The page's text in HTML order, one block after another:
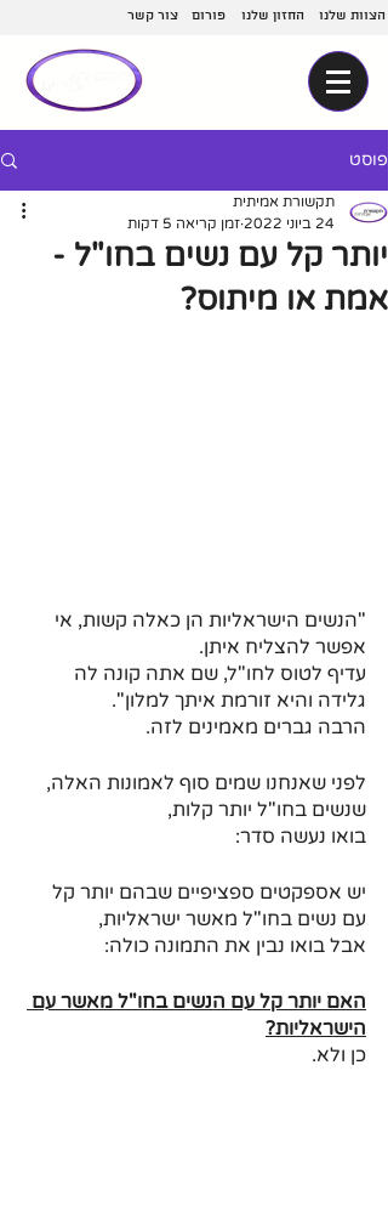
צור קשר פורום החזון שלנו הצוות שלנו
פוסט
יותר קל עם נשים בחו"ל -
אמת או מיתוס?
תקשורת אמיתית
24 ביוני 2022
זמן קריאה 5 דקות
"הנשים הישראליות הן כאלה קשות, אי
אפשר להצליח איתן.
עדיף לטוס לחו"ל, שם אתה קונה לה
גלידה והיא זורמת איתך למלון".
הרבה גברים מאמינים לזה.
לפני שאנחנו שמים סוף לאמונות האלה,
שנשים בחו"ל יותר קלות,
בואו נעשה סדר:
יש אספקטים ספציפיים שבהם יותר קל
עם נשים בחו"ל מאשר ישראליות,
אבל בואו נבין את התמונה כולה:
האם יותר קל עם הנשים בחו"ל מאשר עם
הישראליות?
כן ולא.